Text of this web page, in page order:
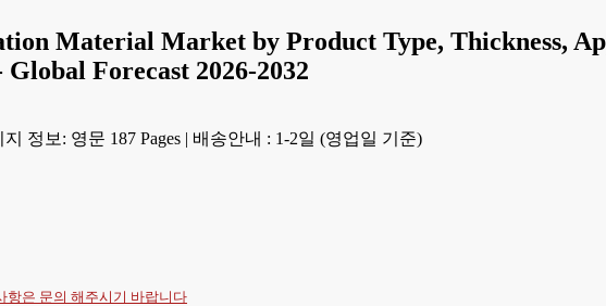
Material Market by Product Type, Thickness,
Forecast 2026-2032
정보: 영문 187 Pages | 배송안내 : 1-2일 (영업일 기준)
항은 문의 해주시기 바랍니다